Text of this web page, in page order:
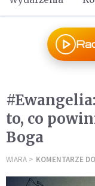
to, co
Boga
WIARA KOMENTARZE